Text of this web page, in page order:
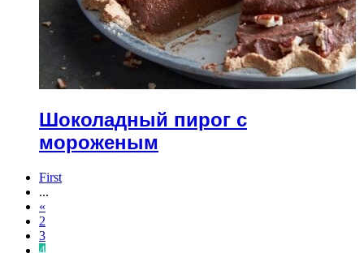
Шоколадный пирог с
мороженым
First
...
«
2
3
4